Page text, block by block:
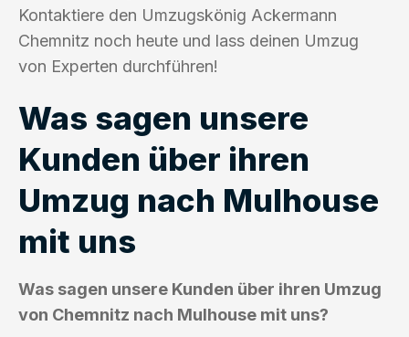
Kontaktiere den Umzugskönig Ackermann
Chemnitz noch heute und lass deinen Umzug
von Experten durchführen!
Was sagen unsere
Kunden über ihren
Umzug nach Mulhouse
mit uns
Was sagen unsere Kunden über ihren Umzug
von Chemnitz nach Mulhouse mit uns?